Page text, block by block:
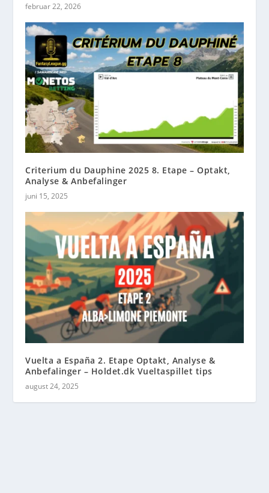
februar 22, 2026
Criterium du Dauphine 2025 8. Etape – Optakt,
Analyse & Anbefalinger
juni 15, 2025
Vuelta a España 2. Etape Optakt, Analyse &
Anbefalinger – Holdet.dk Vueltaspillet tips
august 24, 2025